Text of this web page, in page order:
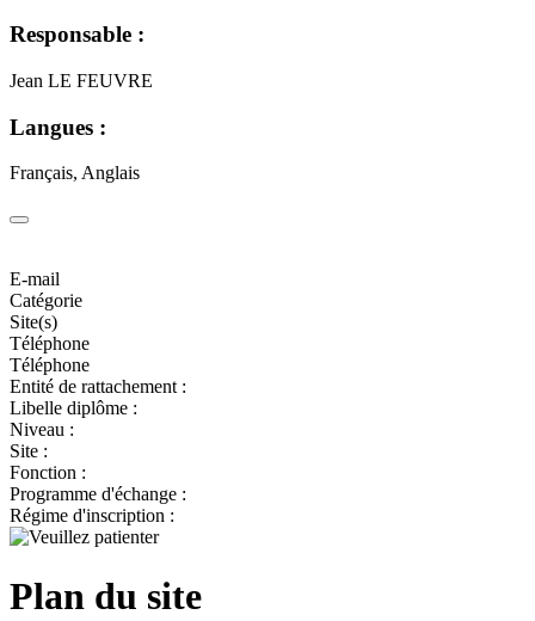
Responsable :
Jean LE FEUVRE
Langues :
Français, Anglais
E-mail
Catégorie
Site(s)
Téléphone
Téléphone
Entité de rattachement :
Libelle diplôme :
Niveau :
Site :
Fonction :
Programme d'échange :
Régime d'inscription :
Plan du site